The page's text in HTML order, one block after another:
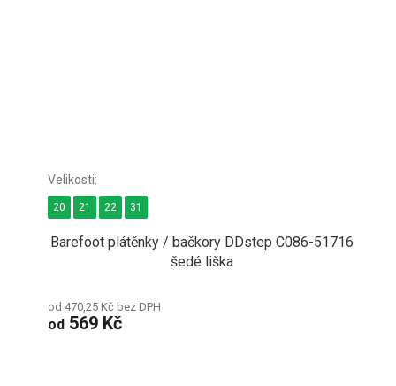
Barefoot plátěnky / bačkory DDstep C086-51716
šedé liška
od 470,25 Kč bez DPH
od 569 Kč
20 21 22 31